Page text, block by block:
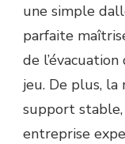
une simple
parfaite
de
jeu. De plus,
support
entreprise